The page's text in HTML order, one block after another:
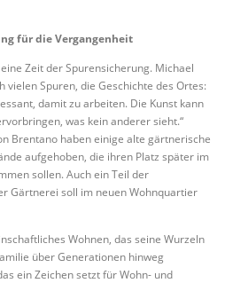
für die Vergangenheit
Zeit der Spurensicherung. Michael
vielen Spuren, die Geschichte des Ortes:
damit zu arbeiten. Die Kunst kann
was kein anderer sieht.“
Brentano haben einige alte gärtnerische
aufgehoben, die ihren Platz später im
sollen. Auch ein Teil der
Gärtnerei soll im neuen Wohnquartier
Wohnen, das seine Wurzeln
über Generationen hinweg
ein Zeichen setzt für Wohn- und